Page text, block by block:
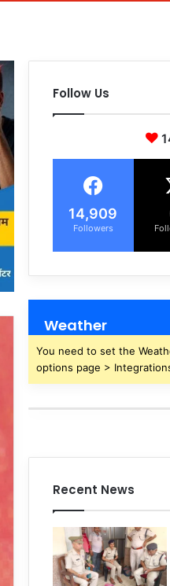
Follow Us
14,909
Followers
Weather
You need to set the
options page >
Recent News